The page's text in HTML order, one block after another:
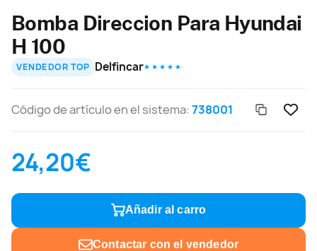
Bomba Direccion Para Hyundai
H 100
VENDEDOR TOP Delfincar★ ★ ★ ★ ★
Código de artículo en el sistema:738001
24,20€
Añadir al carro
Contactar con el vendedor